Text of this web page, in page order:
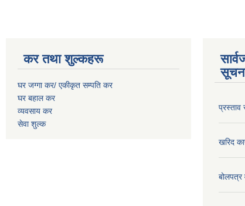
कर तथा शुल्कहरू
घर जग्गा कर/ एकीकृत सम्पति कर
घर बहाल कर
व्यवसाय कर
सेवा शुल्क
खरिद
बोलपत्र